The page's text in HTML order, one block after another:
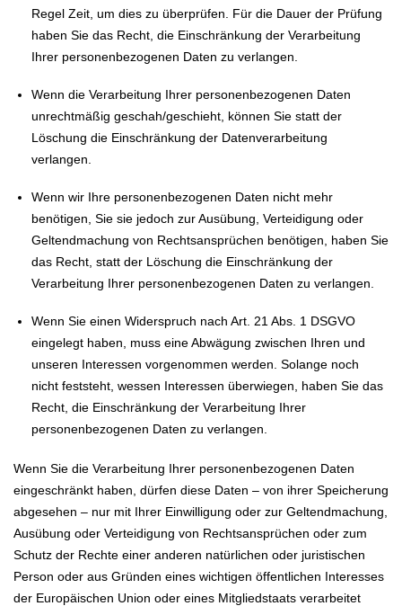
Regel Zeit, um dies zu überprüfen. Für die Dauer der Prüfung
haben Sie das Recht, die Einschränkung der Verarbeitung
Ihrer personenbezogenen Daten zu verlangen.
Wenn die Verarbeitung Ihrer personenbezogenen Daten
unrechtmäßig geschah/geschieht, können Sie statt der
Löschung die Einschränkung der Datenverarbeitung
verlangen.
Wenn wir Ihre personenbezogenen Daten nicht mehr
benötigen, Sie sie jedoch zur Ausübung, Verteidigung oder
Geltendmachung von Rechtsansprüchen benötigen, haben Sie
das Recht, statt der Löschung die Einschränkung der
Verarbeitung Ihrer personenbezogenen Daten zu verlangen.
Wenn Sie einen Widerspruch nach Art. 21 Abs. 1 DSGVO
eingelegt haben, muss eine Abwägung zwischen Ihren und
unseren Interessen vorgenommen werden. Solange noch
nicht feststeht, wessen Interessen überwiegen, haben Sie das
Recht, die Einschränkung der Verarbeitung Ihrer
personenbezogenen Daten zu verlangen.
Wenn Sie die Verarbeitung Ihrer personenbezogenen Daten
eingeschränkt haben, dürfen diese Daten – von ihrer Speicherung
abgesehen – nur mit Ihrer Einwilligung oder zur Geltendmachung,
Ausübung oder Verteidigung von Rechtsansprüchen oder zum
Schutz der Rechte einer anderen natürlichen oder juristischen
Person oder aus Gründen eines wichtigen öffentlichen Interesses
der Europäischen Union oder eines Mitgliedstaats verarbeitet